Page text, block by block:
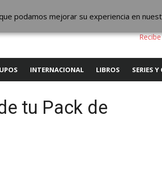
QUIENES SOMOS CONTACTO SERVICIOS
INTERNACIONAL LIBROS SERIES Y
tu Pack de
podamos mejorar su experiencia en